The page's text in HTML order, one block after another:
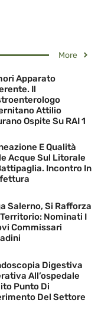
More
Apparato
Il
Attilio
Ospite Su RAI 1
E Qualità
Acque Sul Litorale
Incontro In
Salerno, Si Rafforza
Nominati I
Commissari
Digestiva
All’ospedale
Punto Di
Del Settore